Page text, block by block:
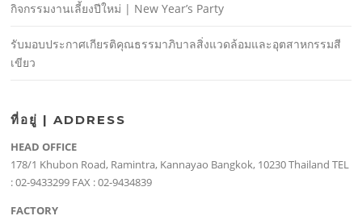
กิจกรรมงานเลี้ยงปีใหม่ | New Year’s Party
รับมอบประกาศเกียรติคุณธรรมาภิบาลสิ่งแวดล้อมและอุตสาหกรรมสี
เขียว
ที่อยู่ | ADDRESS
HEAD OFFICE
178/1 Khubon Road, Ramintra, Kannayao Bangkok, 10230 Thailand TEL
: 02-9433299 FAX : 02-9434839
FACTORY